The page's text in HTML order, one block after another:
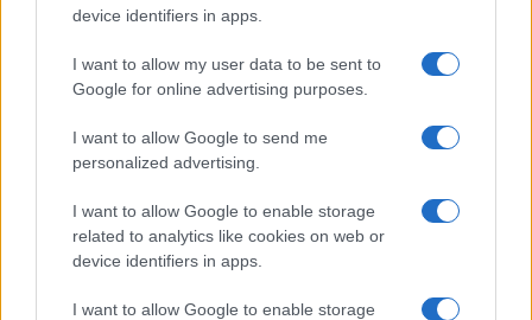
device identifiers in apps.
I want to allow my user data to be sent to
Google for online advertising purposes.
I want to allow Google to send me
personalized advertising.
I want to allow Google to enable storage
related to analytics like cookies on web or
device identifiers in apps.
I want to allow Google to enable storage